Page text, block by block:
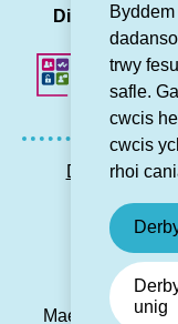
trwy
safle.
cwcis
cwcis
rhoi
unig
Dilynwch ni
Datganiad
© Grŵp
Mae Grŵp